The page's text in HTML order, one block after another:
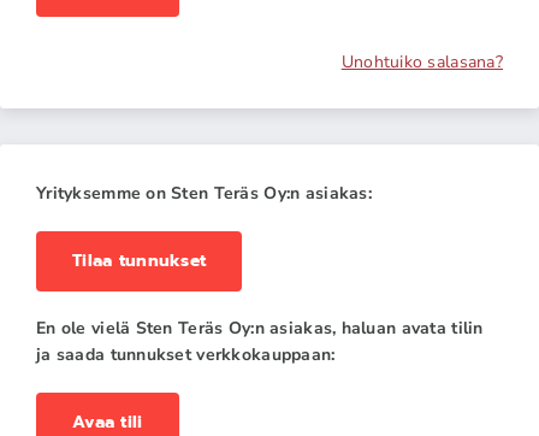
Unohtuiko salasana?
Yrityksemme on Sten Teräs Oy:n asiakas:
Tilaa tunnukset
En ole vielä Sten Teräs Oy:n asiakas, haluan avata tilin
ja saada tunnukset verkkokauppaan:
Avaa tili